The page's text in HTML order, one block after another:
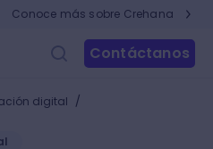
Conoce más sobre Crehana
Contáctanos
digital /